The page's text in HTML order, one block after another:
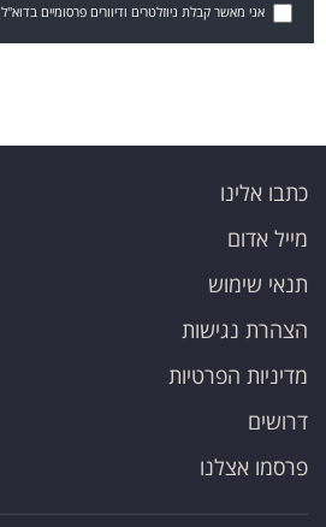
אני מאשר קבלת ניוזלטרים ודיוורים פרסומיים בדוא"ל
כתבו אלינו
מייל אדום
תנאי שימוש
הצהרת נגישות
מדיניות הפרטיות
דרושים
פרסמו אצלנו